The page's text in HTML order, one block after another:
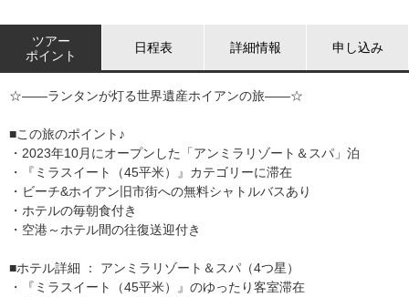
ツアー
ポイント
日程表 詳細情報 申し込み
☆――ランタンが灯る世界遺産ホイアンの旅――☆
■この旅のポイント♪
・2023年10月にオープンした「アンミラリゾート＆スパ」泊
・『ミラスイート（45平米）』カテゴリーに滞在
・ビーチ&ホイアン旧市街への無料シャトルバスあり
・ホテルの毎朝食付き
・空港～ホテル間の往復送迎付き
■ホテル詳細 ： アンミラリゾート＆スパ（4つ星）
・『ミラスイート（45平米）』のゆったり客室滞在